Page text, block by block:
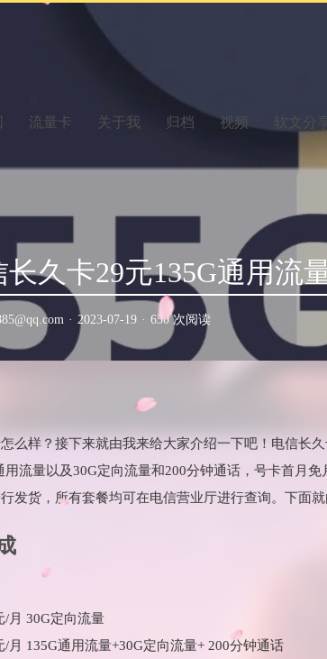
流量卡 关于我 归档 视频 软文分
长久卡29元135G通用流
· 2023-07-19 · 650 次阅读
么样？接下来就由我来给大家介绍一下吧！电信长
用流量以及30G定向流量和200分钟通话，号卡首月
发货，所有套餐均可在电信营业厅进行查询。下面
/月 30G定向流量
/月 135G通用流量+30G定向流量+ 200分钟通话